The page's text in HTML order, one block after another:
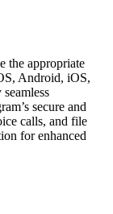
the appropriate
Android, iOS,
secure and
calls, and file
for enhanced